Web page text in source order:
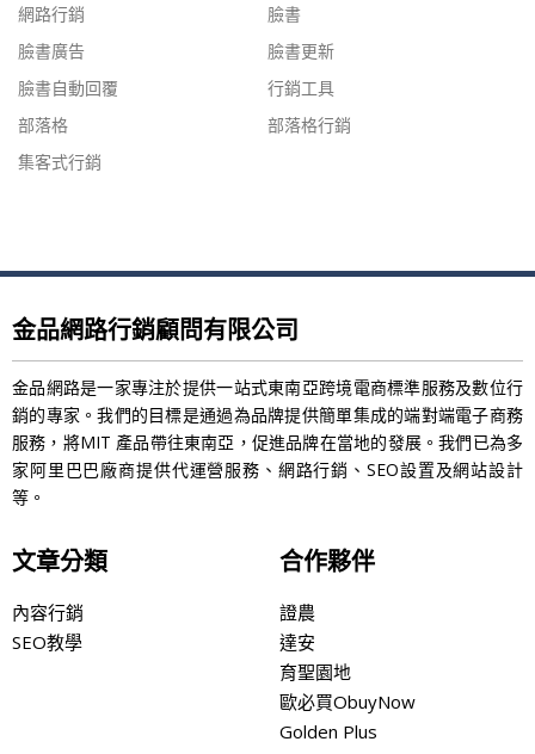
網路行銷
臉書
臉書廣告
臉書更新
臉書自動回覆
行銷工具
部落格
部落格行銷
集客式行銷
金品網路行銷顧問有限公司
金品網路是一家專注於提供一站式東南亞跨境電商標準服務及數位行
銷的專家。我們的目標是通過為品牌提供簡單集成的端對端電子商務
服務，將MIT 產品帶往東南亞，促進品牌在當地的發展。我們已為多
家阿里巴巴廠商提供代運營服務、網路行銷、SEO設置及網站設計
等。
文章分類
內容行銷
SEO教學
合作夥伴
證農
達安
育聖園地
歐必買ObuyNow
Golden Plus